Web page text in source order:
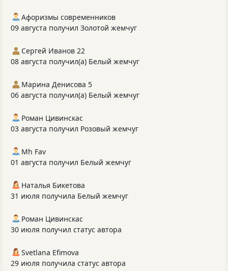
Афоризмы современников
09 августа получил Золотой жемчуг
Сергей Иванов 22
08 августа получил(а) Белый жемчуг
Марина Денисова 5
06 августа получил(а) Белый жемчуг
Роман Цивинскас
03 августа получил Розовый жемчуг
Mh Fav
01 августа получил Белый жемчуг
Наталья Бикетова
31 июля получила Белый жемчуг
Роман Цивинскас
30 июля получил статус автора
Svetlana Efimova
29 июля получила статус автора